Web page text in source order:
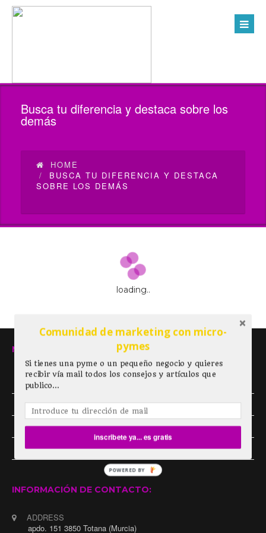
Busca tu diferencia y destaca sobre los
demás
HOME
BUSCA TU DIFERENCIA Y DESTACA
SOBRE LOS DEMÁS
loading..
BUSCA TU
DIFERENCIA Y
DESTACA SOBRE LOS
DEMÁS
No Comments
META
Acceder
Feed de entradas
Feed de comentarios
WordPress.org
INFORMACIÓN DE CONTACTO:
ADDRESS
apdo. 151 3850 Totana (Murcia)
Comunidad de marketing con micro-
pymes
Si tienes una pyme o un pequeño negocio y quieres
recibir vía mail todos los consejos y artículos que
publico...
inscribete ya... es gratis
POWERED BY